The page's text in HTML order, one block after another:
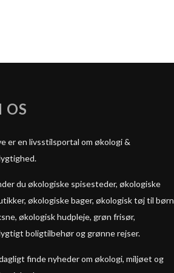
OS
er en livsstilsportal om økologi &
du økologiske spisesteder, økologiske
økologiske bager, økologisk tøj til børn
økologisk hudpleje, grøn frisør,
boligtilbehør og grønne rejser.
finde nyheder om økologi, miljøet og